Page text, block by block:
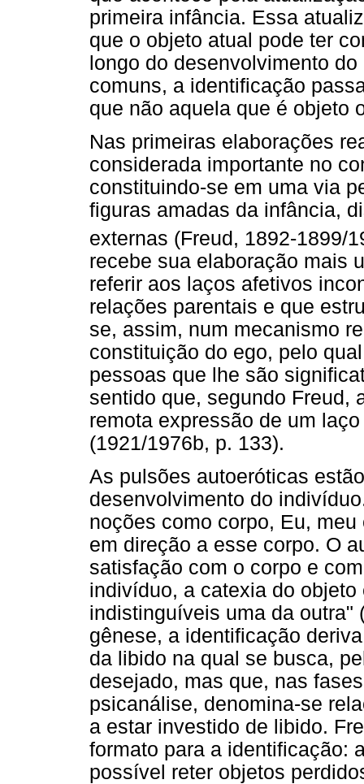
primeira infância. Essa
que o objeto atual pode ter
longo do desenvolvimento
comuns, a identificação
que não aquela que é objeto
Nas primeiras elaborações
considerada importante no
constituindo-se em uma via
figuras amadas da infância,
externas (Freud, 1892-1899/
recebe sua elaboração mais
referir aos laços afetivos
relações parentais e que
se, assim, num mecanismo
constituição do ego, pelo
pessoas que lhe são
sentido que, segundo Freud,
remota expressão de um
(1921/1976b, p. 133).
As pulsões autoeróticas
desenvolvimento do
noções como corpo, Eu,
em direção a esse corpo. O
satisfação com o corpo e
indivíduo, a catexia do
indistinguíveis uma da outra"
gênese, a identificação
da libido na qual se busca,
desejado, mas que, nas
psicanálise, denomina-se
a estar investido de libido.
formato para a identificação:
possível reter objetos